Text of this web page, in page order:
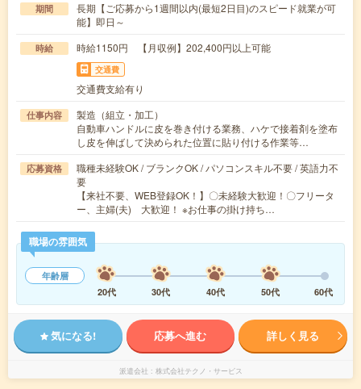
期間
長期【ご応募から1週間以内(最短2日目)のスピード就業が可
能】即日～
時給 時給1150円 【月収例】202,400円以上可能
交通費
交通費支給有り
仕事内容
製造（組立・加工）
自動車ハンドルに皮を巻き付ける業務、ハケで接着剤を塗布
し皮を伸ばして決められた位置に貼り付ける作業等…
応募資格
職種未経験OK / ブランクOK / パソコンスキル不要 / 英語力不
要
【来社不要、WEB登録OK！】〇未経験大歓迎！〇フリータ
ー、主婦(夫) 大歓迎！ ※お仕事の掛け持ち…
職場の雰囲気
年齢層
20代
30代 40代 50代 60代
気になる! 応募へ進む 詳しく見る
派遣会社 株式会社テクノ・サービス